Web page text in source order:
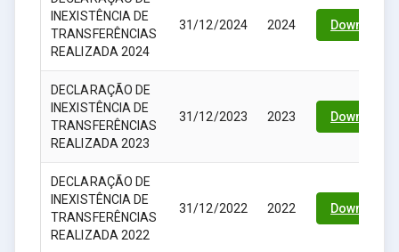
INEXISTÊNCIA DE
TRANSFERÊNCIAS
REALIZADA 2024
31/12/2024 2024 Download
DECLARAÇÃO DE
INEXISTÊNCIA DE
TRANSFERÊNCIAS
REALIZADA 2023
31/12/2023 2023 Download
DECLARAÇÃO DE
INEXISTÊNCIA DE
TRANSFERÊNCIAS
REALIZADA 2022
31/12/2022 2022 Download